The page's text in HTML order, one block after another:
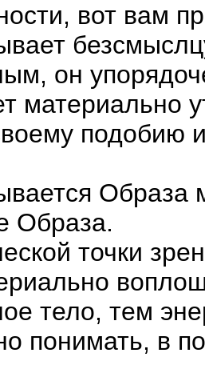
вот вам
он
материально
подобию
Образа
Образа.
точки
тело, тем
понимать, в